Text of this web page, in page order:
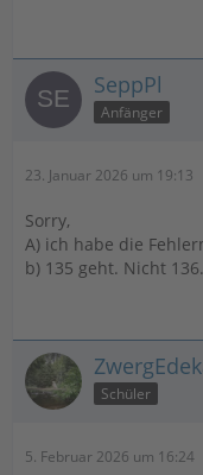
SeppPl
Anfänger
23. Januar 2026 um 19:13
Sorry,
A) ich habe die
b) 135 geht. Nicht 136.
Schüler
5. Februar 2026 um 16:24